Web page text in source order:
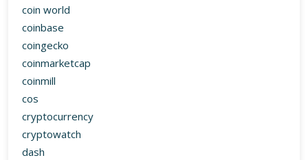
coin world
coinbase
coingecko
coinmarketcap
coinmill
cos
cryptocurrency
cryptowatch
dash